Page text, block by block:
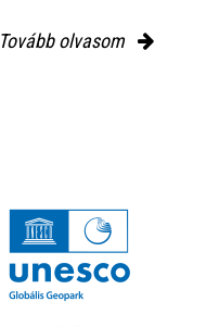
Tovább olvasom